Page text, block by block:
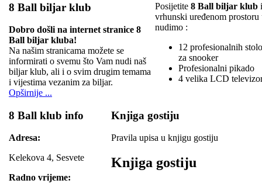
8 Ball biljar klub
Dobro došli na internet stranice 8
Ball biljar kluba!
Na našim stranicama možete se
informirati o svemu što Vam nudi naš
biljar klub, ali i o svim drugim temama
i vijestima vezanim za biljar.
Opširnije ...
Posijetite 8 Ball biljar klub
vrhunski uređenom
nudimo :
12 profesionalnih
za snooker
Profesionalni pikado
4 velika LCD
8 Ball klub info
Adresa:
Kelekova 4, Sesvete
Radno vrijeme:
Knjiga gostiju
Pravila upisa u knjigu gostiju
Knjiga gostiju